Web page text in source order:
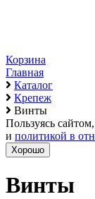
Корзина
Главная
Каталог
Крепеж
Винты
Пользуясь
и политикой в
Хорошо
Винты